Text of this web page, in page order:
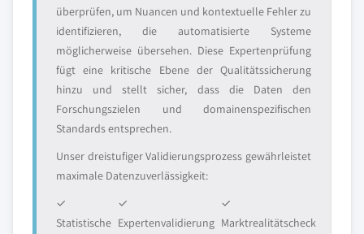
überprüfen, um Nuancen und kontextuelle Fehler zu
identifizieren, die automatisierte Systeme
möglicherweise übersehen. Diese Expertenprüfung
fügt eine kritische Ebene der Qualitätssicherung
hinzu und stellt sicher, dass die Daten den
Forschungszielen und domainenspezifischen
Standards entsprechen.
Unser dreistufiger Validierungsprozess gewährleistet
maximale Datenzuverlässigkeit:
✓
Statistische
✓
Expertenvalidierung
✓
Marktrealitätscheck